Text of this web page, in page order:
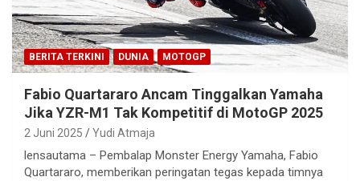
BERITA TERKINI DUNIA MOTOGP
Fabio Quartararo Ancam Tinggalkan Yamaha
Jika YZR-M1 Tak Kompetitif di MotoGP 2025
2 Juni 2025 Yudi Atmaja
lensautama – Pembalap Monster Energy Yamaha, Fabio
Quartararo, memberikan peringatan tegas kepada timnya